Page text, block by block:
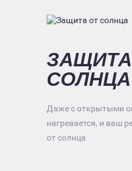
СОЛНЦА
Даже с открытыми
нагревается, и ваш
от солнца